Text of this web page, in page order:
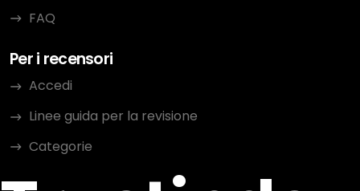
FAQ
Per i recensori
Accedi
Linee guida per la revisione
Categorie